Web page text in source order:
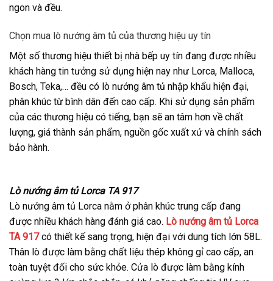
ngon và đều.
Chọn mua lò nướng âm tủ của thương hiệu uy tín
Một số thương hiệu thiết bị nhà bếp uy tín đang được nhiều
khách hàng tin tưởng sử dụng hiện nay như Lorca, Malloca,
Bosch, Teka,… đều có lò nướng âm tủ nhập khẩu hiện đại,
phân khúc từ bình dân đến cao cấp. Khi sử dụng sản phẩm
của các thương hiệu có tiếng, bạn sẽ an tâm hơn về chất
lượng, giá thành sản phẩm, nguồn gốc xuất xứ và chính sách
bảo hành.
Lò nướng âm tủ Lorca TA 917
Lò nướng âm tủ Lorca nằm ở phân khúc trung cấp đang
được nhiều khách hàng đánh giá cao. Lò nướng âm tủ Lorca
TA 917có thiết kế sang trọng, hiện đại với dung tích lớn 58L.
Thân lò được làm bằng chất liệu thép không gỉ cao cấp, an
toàn tuyệt đối cho sức khỏe. Cửa lò được làm bằng kính